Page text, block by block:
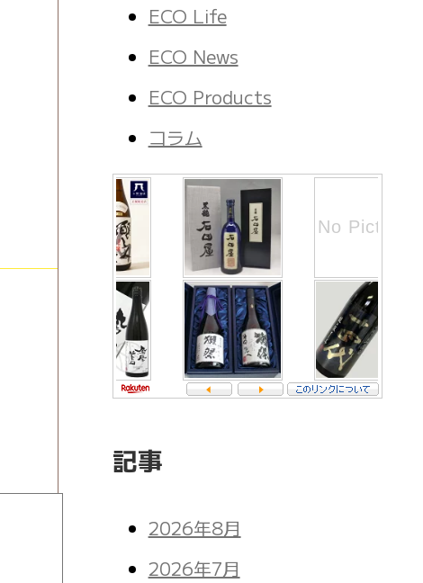
ECO Life
ECO News
ECO Products
コラム
記事
2026年8月
2026年7月